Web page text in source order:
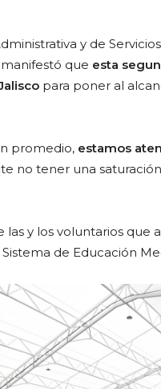
y de
que esta
para poner al
promedio, estamos
no tener una
y los voluntarios que
de Educación